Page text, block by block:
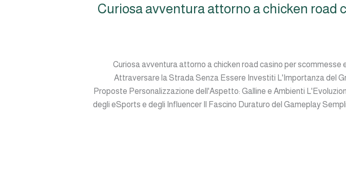
Curiosa avventura attorno a chicken road
Curiosa avventura attorno a chicken road casino per
Attraversare la Strada Senza Essere Investiti L'Importanza del
Proposte Personalizzazione dell'Aspetto: Galline e Ambienti
degli eSports e degli Influencer Il Fascino Duraturo del Gameplay